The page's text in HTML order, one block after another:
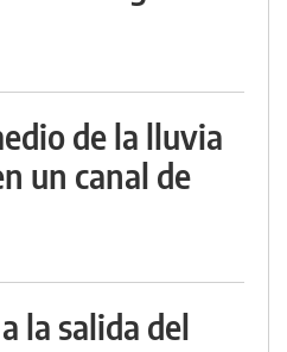
de la lluvia
un canal de
la salida del